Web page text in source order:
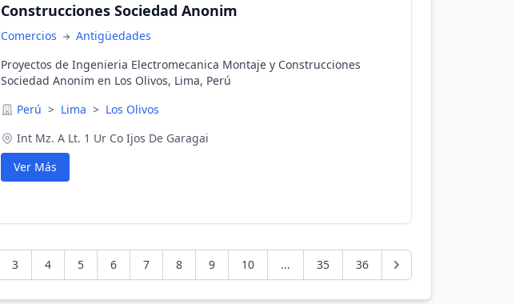
Construcciones Sociedad Anonim
Comercios
Antigüedades
Proyectos de Ingenieria Electromecanica Montaje y Construcciones
Sociedad Anonim en Los Olivos, Lima, Perú
Perú > Lima > Los Olivos
Int Mz. A Lt. 1 Ur Co Ijos De Garagai
Ver Más
3 4 5 6 7 8 9 10 ... 35 36